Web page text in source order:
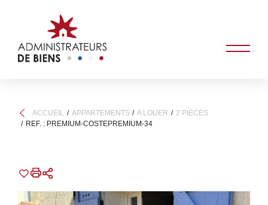
ACCUEIL APPARTEMENTS A LOUER
2 PIÈCES
REF. : PREMIUM-COSTEPREMIUM-34